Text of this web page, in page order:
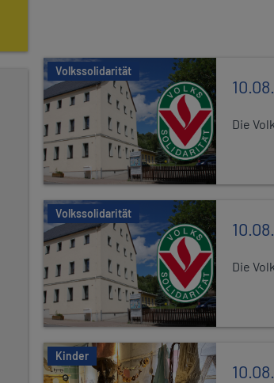
Volkssolidarität
Die
Volkssolidarität
Die
Kinder